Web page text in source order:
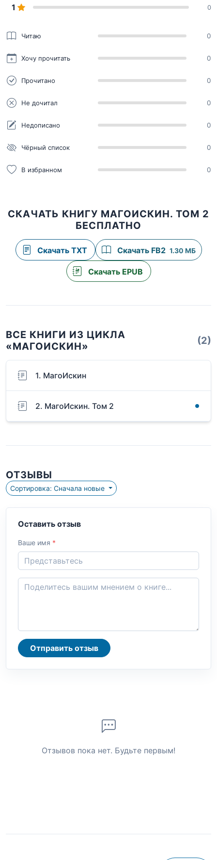
1 0
Читаю 0
Хочу прочитать 0
Прочитано 0
Не дочитал 0
Недописано 0
Чёрный список 0
В избранном 0
СКАЧАТЬ КНИГУ МАГОИСКИН. ТОМ 2
БЕСПЛАТНО
Скачать TXT Скачать FB2 1.30 МБ
Скачать EPUB
ВСЕ КНИГИ ИЗ ЦИКЛА
«МАГОИСКИН»
(2)
1. МагоИскин
2. МагоИскин. Том 2
ОТЗЫВЫ
Сортировка: Сначала новые
Оставить отзыв
Ваше имя *
Отправить отзыв
Отзывов пока нет. Будьте первым!